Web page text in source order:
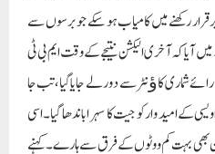
صاحب کے گلے کی ہڈی بنی ہوئی عالمہ ڈاکٹر
چیلنج دیتی ہوئی نظر آتی ہیں۔ اور مطالعہ سے
زمانے سے برسر پیکار ہیں، اور دکھ کی بات
پڑی ہے اور یہاں بھی ڈاکٹر نوہیرا شیخ اویسی
کے مطابق اسد اویسی اپنی بوکھلاہٹ میں اس